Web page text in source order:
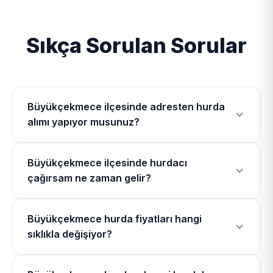
Sıkça Sorulan Sorular
Büyükçekmece ilçesinde adresten hurda
alımı yapıyor musunuz?
Büyükçekmece ilçesinde Bahçelievler Mahallesi,
Fatih Mahallesi, Hürriyet Mahallesi, Alkent 2000
Mahallesi dahil olmak üzere toplam 24 mahallede
mobil ekiplerimizle hurdacılık hizmeti veriyoruz.
Büyükçekmece ilçesinde hurdacı
çağırsam ne zaman gelir?
üzerinden bizi arayarak hurdacı çağırdığınızda 37
dakika içerisinde bulunduğunuz konuma geliyoruz.
Büyükçekmece hurda fiyatları hangi
sıklıkla değişiyor?